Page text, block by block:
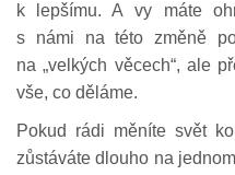
k lepšímu. A vy máte
s námi na této změně
na „velkých věcech“, ale
vše, co děláme.
Pokud rádi měníte svět
zůstáváte dlouho na